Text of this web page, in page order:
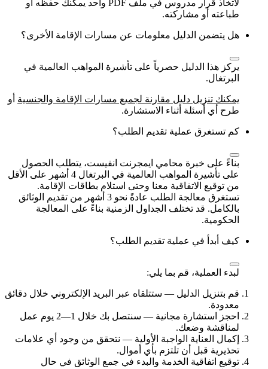
لاتخاذ قرار مدروس في ملف PDF واحد يمكنك حفظه أو
طباعته أو مشاركته.
هل يتضمن الدليل معلومات عن مسارات الإقامة الأخرى؟
يركز هذا الدليل حصرياً على تأشيرة المواهب العالمية في
البرتغال.
يمكنك تنزيل دليل مقارنة لجميع مسارات الإقامة والجنسية أو
طرح أي أسئلة أثناء الاستشارة.
كم تستغرق عملية تقديم الطلب؟
بناءً على خبرة محامي ايمجرنت انفيست، يتطلب الحصول
على تأشيرة المواهب العالمية في البرتغال 4 أشهر على الأقل
من توقيع الاتفاقية معنا وحتى استلام بطاقات الإقامة.
تستغرق معالجة الطلب عادةً نحو 3 أشهر من تقديم الوثائق
بالكامل. قد تختلف الجداول الزمنية بناءً على المعالجة
الحكومية.
كيف أبدأ في عملية تقديم الطلب؟
لبدء العملية، قم بما يلي:
قم بتنزيل الدليل — ستتلقاه عبر البريد الإلكتروني خلال دقائق
معدودة.
احجز استشارة مجانية — سنتصل بك خلال 1—2 يوم عمل
لمناقشة وضعك.
إكمال العناية الواجبة الأولية — نتحقق من وجود أي علامات
تحذيرية قبل أن تلتزم بأي أموال.
توقيع اتفاقية الخدمة والبدء في جمع الوثائق في حال